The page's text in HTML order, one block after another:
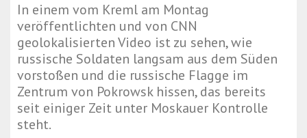
In einem vom Kreml am Montag
veröffentlichten und von CNN
geolokalisierten Video ist zu sehen, wie
russische Soldaten langsam aus dem Süden
vorstoßen und die russische Flagge im
Zentrum von Pokrowsk hissen, das bereits
seit einiger Zeit unter Moskauer Kontrolle
steht.